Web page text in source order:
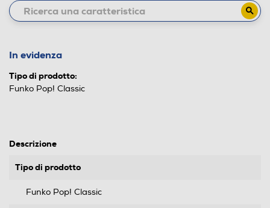
In evidenza
Tipo di prodotto:
Funko Pop! Classic
Descrizione
Tipo di prodotto
Funko Pop! Classic